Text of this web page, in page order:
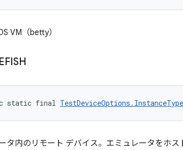
VM（betty）
static final TestDeviceOptions.InstanceType
タ内のリモート デバイス。エミュレータをホ